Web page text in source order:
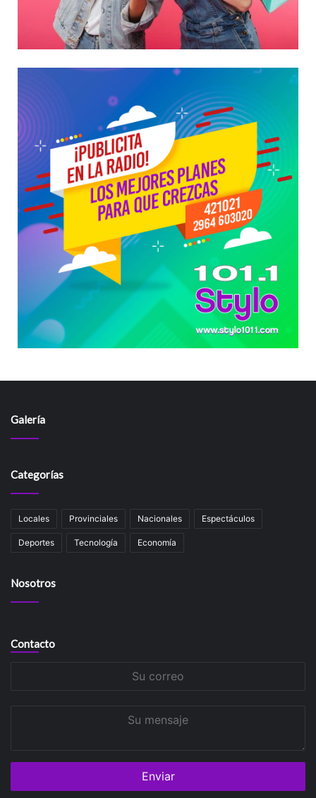
Galería
Categorías
Locales Provinciales Nacionales Espectáculos
Deportes Tecnología Economía
Nosotros
Contacto